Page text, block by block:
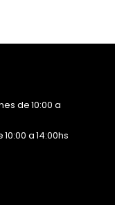
de 10:00 a
a 14:00hs